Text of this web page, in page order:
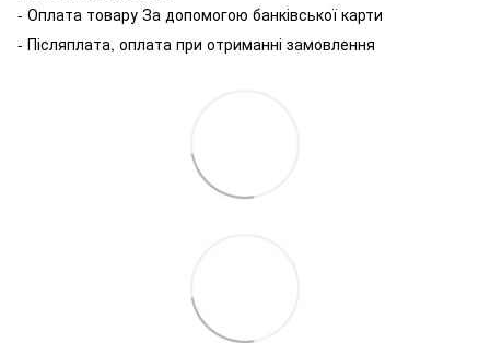
- Оплата товару За допомогою банківської карти
- Післяплата, оплата при отриманні замовлення